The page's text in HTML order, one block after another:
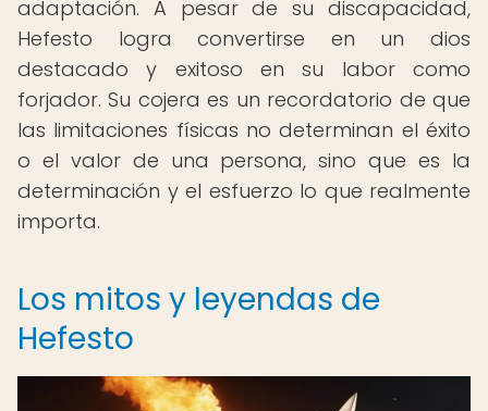
adaptación. A pesar de su discapacidad,
Hefesto logra convertirse en un dios
destacado y exitoso en su labor como
forjador. Su cojera es un recordatorio de que
las limitaciones físicas no determinan el éxito
o el valor de una persona, sino que es la
determinación y el esfuerzo lo que realmente
importa.
Los mitos y leyendas de
Hefesto